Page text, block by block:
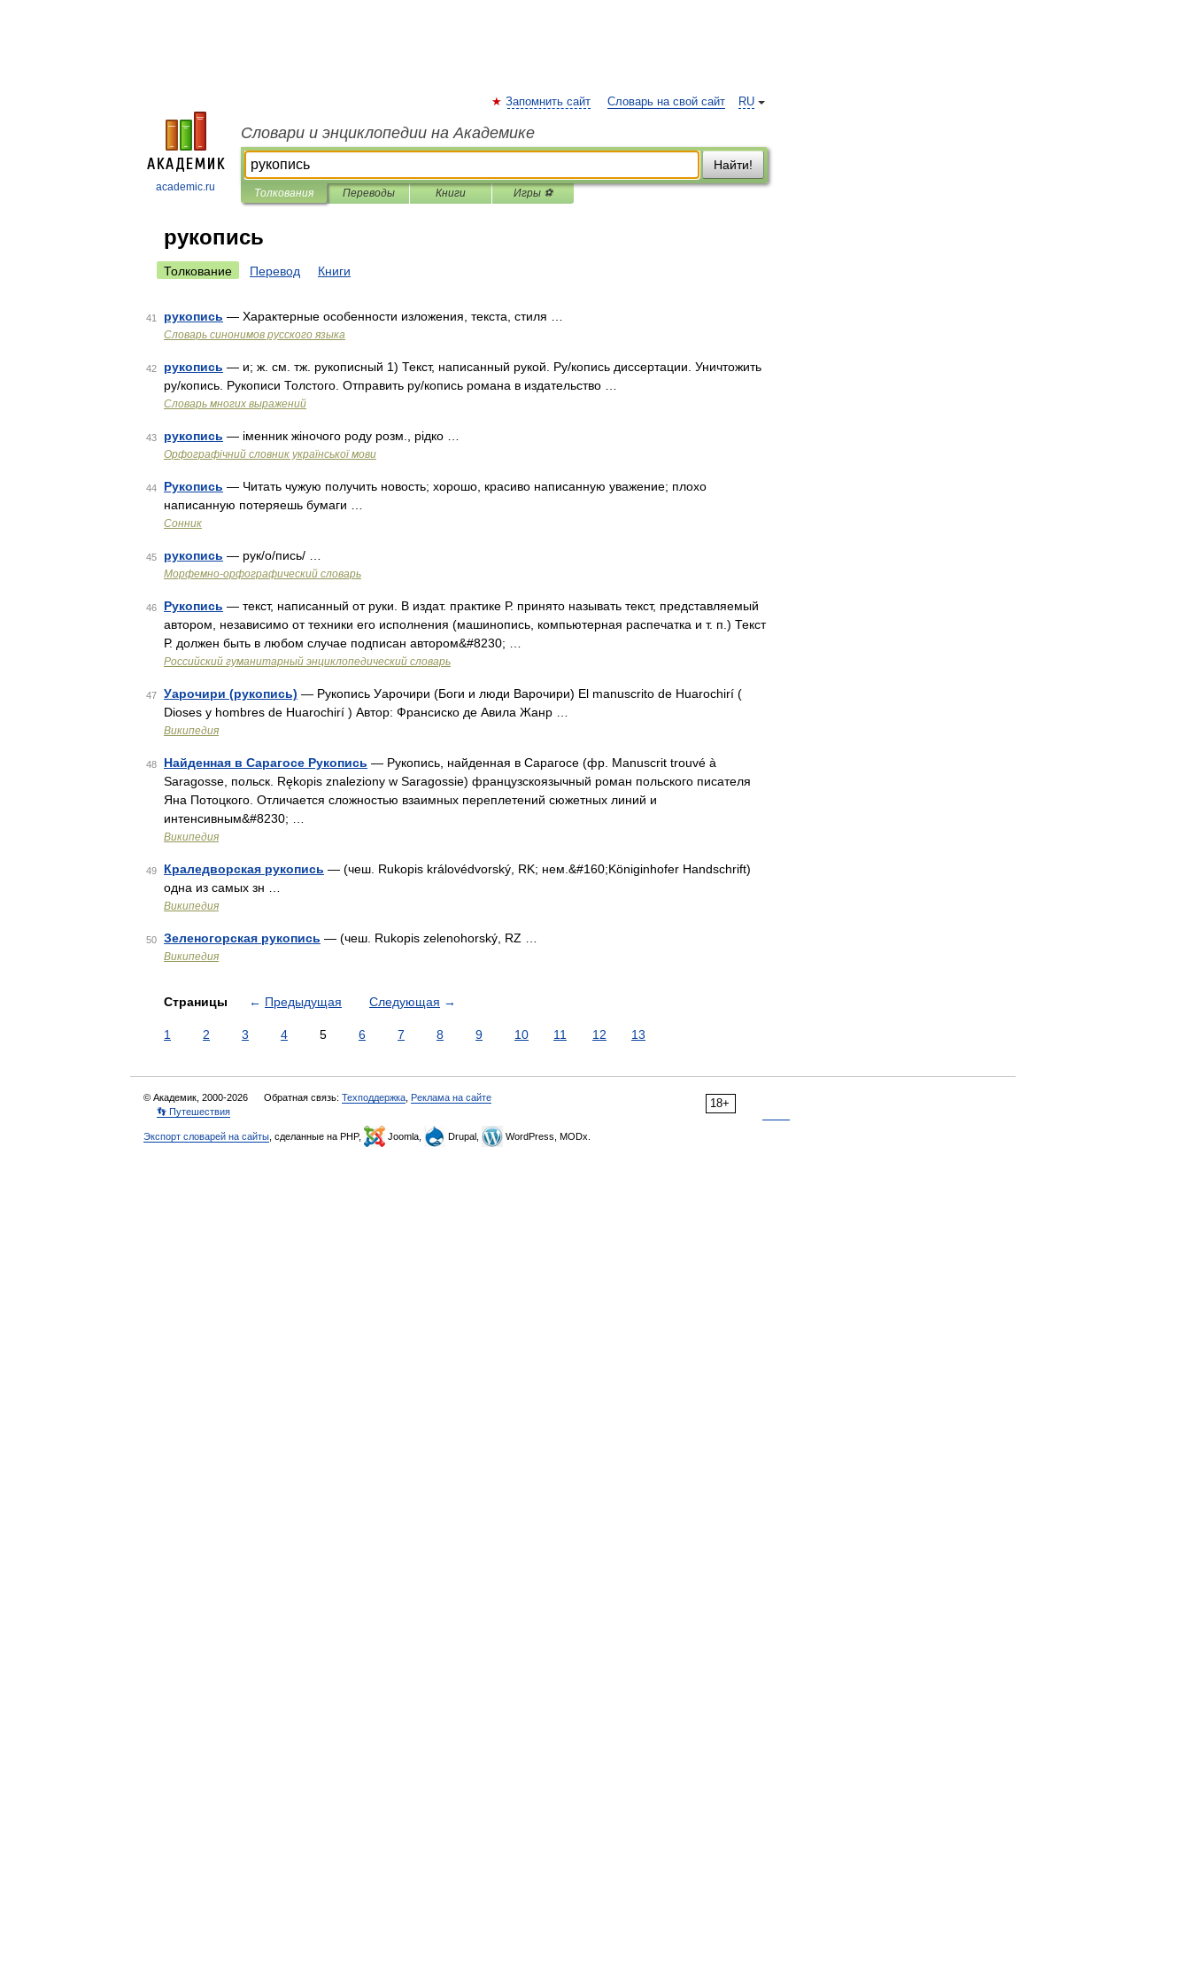
academic.ru
RU
Запомнить сайт Словарь на свой сайт
Словари и энциклопедии на Академике
Найти!
Толкования Переводы Книги Игры ⚽
рукопись
Толкование Перевод Книги
41 рукопись — Характерные особенности изложения, текста, стиля …
Словарь синонимов русского языка
42 рукопись — и; ж. см. тж. рукописный 1) Текст, написанный рукой. Ру/копись диссертации. Уничтожить
ру/копись. Рукописи Толстого. Отправить ру/копись романа в издательство …
Словарь многих выражений
43 рукопись — іменник жіночого роду розм., рідко …
Орфографічний словник української мови
44 Рукопись — Читать чужую получить новость; хорошо, красиво написанную уважение; плохо
написанную потеряешь бумаги …
Сонник
45 рукопись — рук/о/пись/ …
Морфемно-орфографический словарь
46 Рукопись — текст, написанный от руки. В издат. практике Р. принято называть текст, представляемый
автором, независимо от техники его исполнения (машинопись, компьютерная распечатка и т. п.) Текст
Р. должен быть в любом случае подписан автором&#8230; …
Российский гуманитарный энциклопедический словарь
47 Уарочири (рукопись) — Рукопись Уарочири (Боги и люди Варочири) El manuscrito de Huarochirí (
Dioses y hombres de Huarochirí ) Автор: Франсиско де Авила Жанр …
Википедия
48 Найденная в Сарагосе Рукопись — Рукопись, найденная в Сарагосе (фр. Manuscrit trouvé à
Saragosse, польск. Rękopis znaleziony w Saragossie) французскоязычный роман польского писателя
Яна Потоцкого. Отличается сложностью взаимных переплетений сюжетных линий и
интенсивным&#8230; …
Википедия
49 Краледворская рукопись — (чеш. Rukopis královédvorský, RK; нем.&#160;Königinhofer Handschrift)
одна из самых зн …
Википедия
50 Зеленогорская рукопись — (чеш. Rukopis zelenohorský, RZ …
Википедия
Страницы ← Предыдущая Следующая →
1 2 3 4 5 6 7 8 9 10 11 12 13
18+
© Академик, 2000-2026 Обратная связь: Техподдержка Реклама на сайте
👣 Путешествия
Экспорт словарей на сайты , сделанные на PHP, Joomla, Drupal, WordPress, MODx.